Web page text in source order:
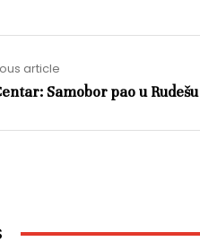
article
Samobor pao u Rudešu